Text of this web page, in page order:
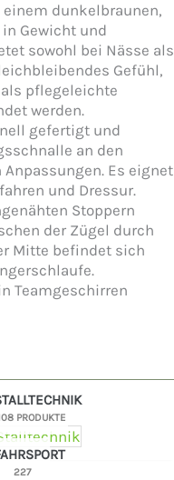
dunkelbraunen,
Gewicht und
sowohl bei Nässe als
Gefühl,
pflegeleichte
werden.
gefertigt und
an den
Es eignet
und Dressur.
Stoppern
der Zügel durch
Mitte befindet sich
Teamgeschirren
PRODUKTE
227